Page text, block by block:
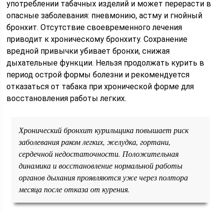
употреблении табачных изделий и может перерасти в
опасные заболевания: пневмонию, астму и гнойный
бронхит. Отсутствие своевременного лечения
приводит к хроническому бронхиту. Сохранение
вредной привычки убивает бронхи, снижая
дыхательные функции. Нельзя продолжать курить в
период острой формы болезни и рекомендуется
отказаться от табака при хронической форме для
восстановления работы легких.
Хронический бронхит курильщика повышает риск
заболевания раком легких, желудка, гортани,
сердечной недостаточности. Положительная
динамика и восстановление нормальной работы
органов дыхания проявляются уже через полтора
месяца после отказа от курения.